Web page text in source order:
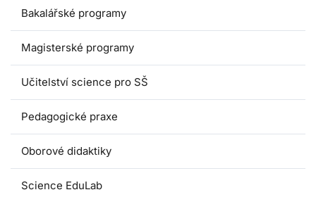
Bakalářské programy
Magisterské programy
Učitelství science pro SŠ
Pedagogické praxe
Oborové didaktiky
Science EduLab